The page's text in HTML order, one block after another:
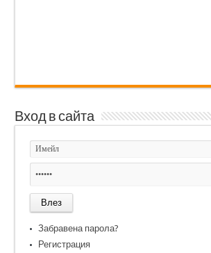
Вход в сайта
Забравена парола?
Регистрация